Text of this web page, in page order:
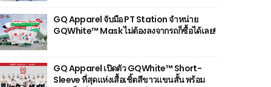
GQ Apparel จับมือ PT Station จำหน่าย
GQWhite™ Mask ไม่ต้องลงจากรถก็ซื้อได้เลย!
GQ Apparel เปิดตัว GQWhite™ Short-
Sleeve ที่สุดแห่งเสื้อเชิ้ตสีขาวแขนสั้น พร้อม